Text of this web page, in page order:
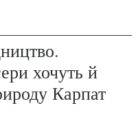
хочуть й
Карпат